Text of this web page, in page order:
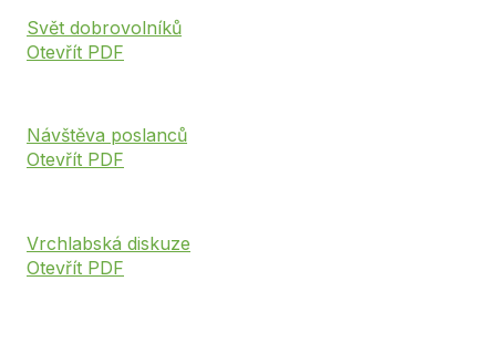
Svět dobrovolníků
Otevřít PDF
Návštěva poslanců
Otevřít PDF
Vrchlabská diskuze
Otevřít PDF